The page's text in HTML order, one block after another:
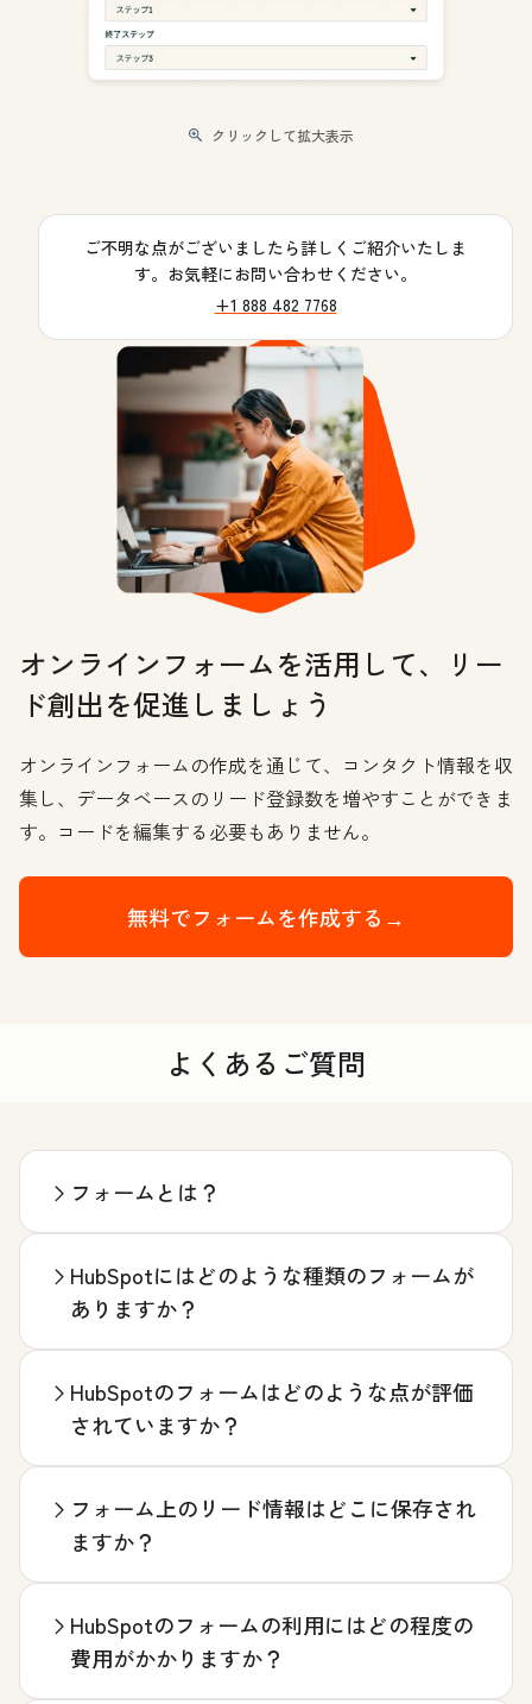
クリックして拡大表示
ご不明な点がございましたら詳しくご紹介いたしま
す。お気軽にお問い合わせください。
+1 888 482 7768
オンラインフォームを活用して、リー
ド創出を促進しましょう
オンラインフォームの作成を通じて、コンタクト情報を収
集し、データベースのリード登録数を増やすことができま
す。コードを編集する必要もありません。
無料でフォームを作成する→
よくあるご質問
フォームとは？
HubSpotにはどのような種類のフォームが
ありますか？
HubSpotのフォームはどのような点が評価
されていますか？
フォーム上のリード情報はどこに保存され
ますか？
HubSpotのフォームの利用にはどの程度の
費用がかかりますか？